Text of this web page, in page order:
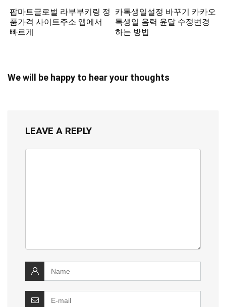
팝마트글로벌 라부부키링 정
품가격 사이트주소 앱에서
빠르게
카톡생일설정 바꾸기 카카오
톡생일 음력 윤달 수정변경
하는 방법
We will be happy to hear your thoughts
LEAVE A REPLY